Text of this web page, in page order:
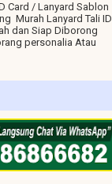
Card / Lanyard Sablon
Murah Lanyard Tali ID
dan Siap Diborong
personalia Atau